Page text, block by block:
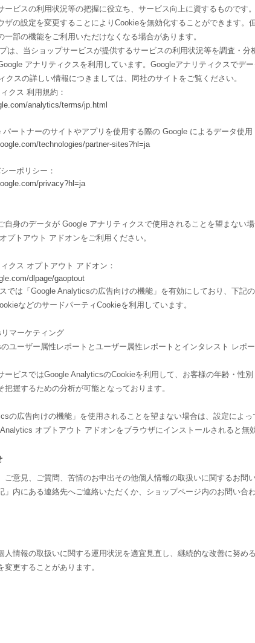
ービスの利用状況等の把握に役立ち、サービス向上に資するものです
ザの設定を変更することによりCookieを無効化することができます。
一部の機能をご利用いただけなくなる場合があります。
プは、当ショップサービスが提供するサービスの利用状況等を調査・
アナリティクスを利用しています。Googleアナリティクスでデ
クスの詳しい情報につきましては、同社のサイトをご覧ください。
クス 利用規約：
analytics/terms/jp.html
パートナーのサイトやアプリを使用する際の Google によるデータ使用
technologies/partner-sites?hl=ja
ーポリシー：
privacy?hl=ja
自身のデータが Google アナリティクスで使用されることを望まない
プトアウト アドオンをご利用ください。
クス オプトアウト アドオン：
dlpage/gaoptout
スでは「Google Analyticsの広告向けの機能」を有効にしており、下記
などのサードパーティCookieを利用しています。
マーケティング
ユーザー属性レポートとユーザー属性レポートとインタレスト レポー
ービスではGoogle AnalyticsのCookieを利用して、お客様の年齢・性
把握するための分析が可能となっております。
の広告向けの機能」を使用されることを望まない場合は、設定によ
オプトアウト アドオンをブラウザにインストールされると無
ご意見、ご質問、苦情のお申出その他個人情報の取扱いに関するお問
」内にある連絡先へご連絡いただくか、ショップページ内のお問い合
人情報の取扱いに関する運用状況を適宜見直し、継続的な改善に努め
変更することがあります。